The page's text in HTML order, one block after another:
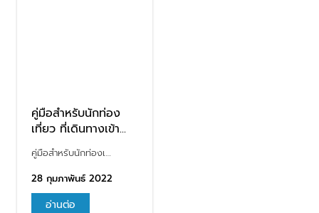
คู่มือสำหรับนักท่อง
เที่ยว ที่เดินทางเข้า...
28 กุมภาพันธ์ 2022
คู่มือสำหรับนักท่องเ…
อ่านต่อ